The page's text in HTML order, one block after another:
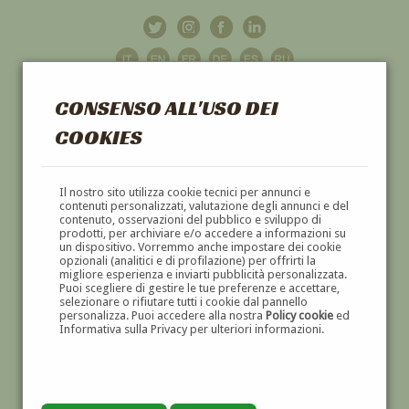
CONSENSO ALL'USO DEI
COOKIES
Il nostro sito utilizza cookie tecnici per annunci e
contenuti personalizzati, valutazione degli annunci e del
contenuto, osservazioni del pubblico e sviluppo di
prodotti, per archiviare e/o accedere a informazioni su
un dispositivo. Vorremmo anche impostare dei cookie
opzionali (analitici e di profilazione) per offrirti la
migliore esperienza e inviarti pubblicità personalizzata.
Puoi scegliere di gestire le tue preferenze e accettare,
selezionare o rifiutare tutti i cookie dal pannello
personalizza. Puoi accedere alla nostra Policy cookieed
Informativa sulla Privacy per ulteriori informazioni.
GALLERIAD'ARTE
DIPINTI E SCULTURE '800 E '900